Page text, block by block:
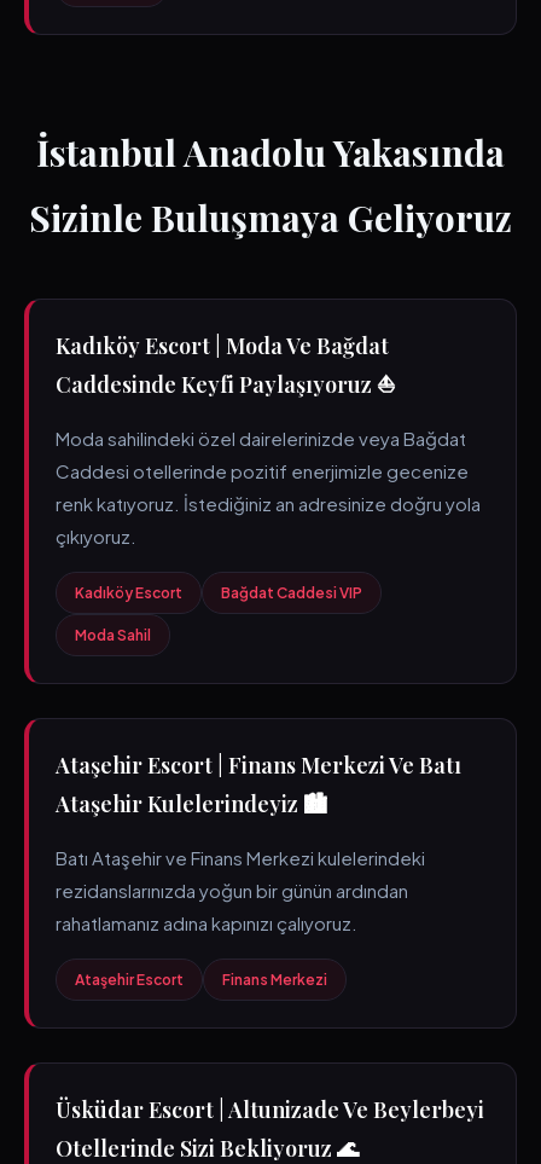
İstanbul Anadolu Yakasında
Sizinle Buluşmaya Geliyoruz
Kadıköy Escort | Moda Ve Bağdat
Caddesinde Keyfi Paylaşıyoruz ⛵
Moda sahilindeki özel dairelerinizde veya Bağdat
Caddesi otellerinde pozitif enerjimizle gecenize
renk katıyoruz. İstediğiniz an adresinize doğru yola
çıkıyoruz.
Kadıköy Escort Bağdat Caddesi VIP
Moda Sahil
Ataşehir Escort | Finans Merkezi Ve Batı
Ataşehir Kulelerindeyiz 🏙️
Batı Ataşehir ve Finans Merkezi kulelerindeki
rezidanslarınızda yoğun bir günün ardından
rahatlamanız adına kapınızı çalıyoruz.
Ataşehir Escort Finans Merkezi
Üsküdar Escort | Altunizade Ve Beylerbeyi
Otellerinde Sizi Bekliyoruz 🌊